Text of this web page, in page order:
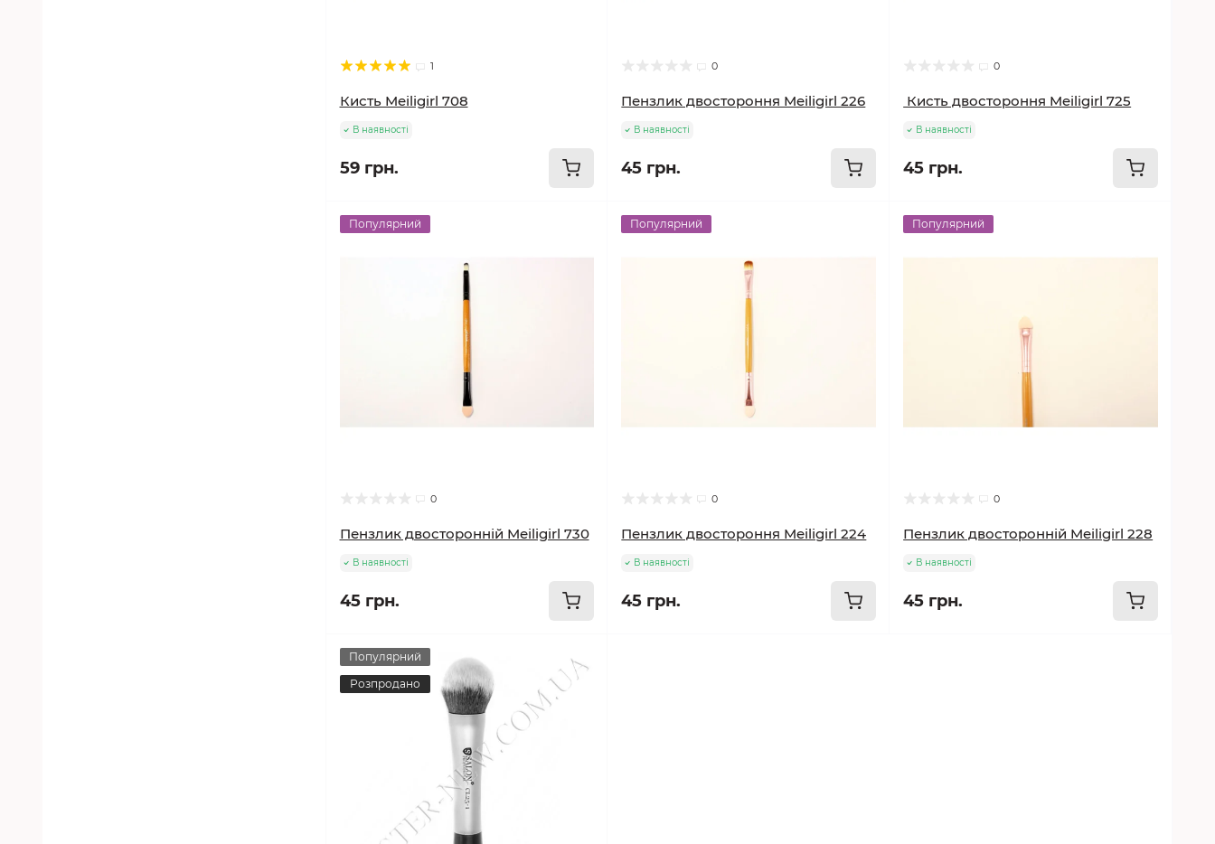
1
Кисть Meiligirl 708
В наявності
59 грн.
0
Пензлик двостороння Meiligirl 226
В наявності
45 грн.
0
Кисть двостороння Meiligirl 725
В наявності
45 грн.
Популярний
0
Пензлик двосторонній Meiligirl 730
В наявності
45 грн.
Популярний
0
Пензлик двостороння Meiligirl 224
В наявності
45 грн.
Популярний
0
Пензлик двосторонній Meiligirl 228
В наявності
45 грн.
Популярний
Розпродано